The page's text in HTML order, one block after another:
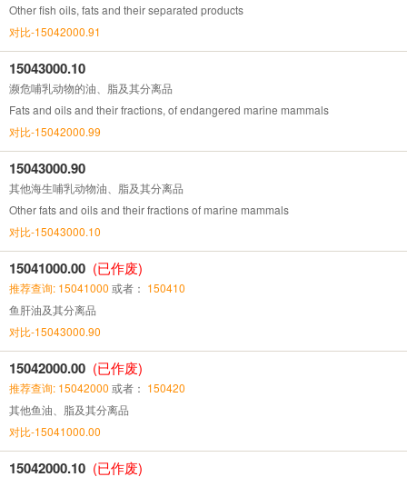
Other fish oils, fats and their separated products
对比-15042000.91
15043000.10
濒危哺乳动物的油、脂及其分离品
Fats and oils and their fractions, of endangered marine mammals
对比-15042000.99
15043000.90
其他海生哺乳动物油、脂及其分离品
Other fats and oils and their fractions of marine mammals
对比-15043000.10
15041000.00 (已作废)
推荐查询: 15041000 或者： 150410
鱼肝油及其分离品
对比-15043000.90
15042000.00 (已作废)
推荐查询: 15042000 或者： 150420
其他鱼油、脂及其分离品
对比-15041000.00
15042000.10 (已作废)